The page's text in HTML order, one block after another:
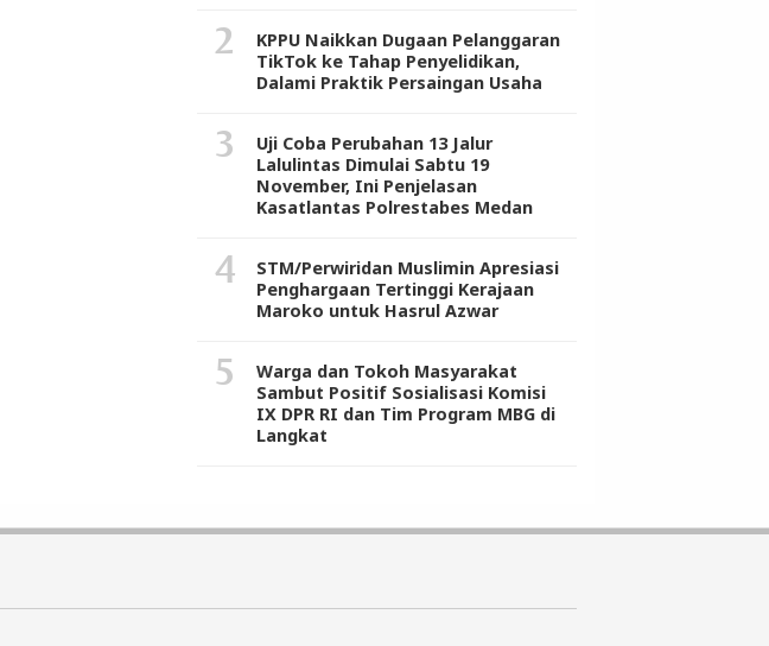
KPPU Naikkan Dugaan Pelanggaran
TikTok ke Tahap Penyelidikan,
Dalami Praktik Persaingan Usaha
Uji Coba Perubahan 13 Jalur
Lalulintas Dimulai Sabtu 19
November, Ini Penjelasan
Kasatlantas Polrestabes Medan
STM/Perwiridan Muslimin Apresiasi
Penghargaan Tertinggi Kerajaan
Maroko untuk Hasrul Azwar
Warga dan Tokoh Masyarakat
Sambut Positif Sosialisasi Komisi
IX DPR RI dan Tim Program MBG di
Langkat